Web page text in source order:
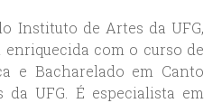
Instituto de Artes da UFG,
enriquecida com o curso de
e Bacharelado em Canto
UFG. É especialista em